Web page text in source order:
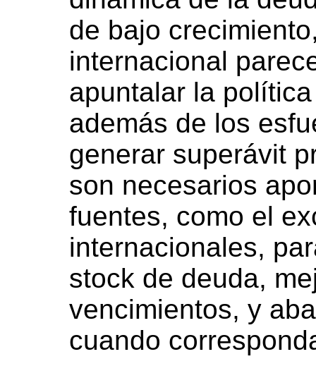
de bajo
internacional
apuntalar la
además de los
generar superávit
son necesarios
fuentes, como el
internacionales,
stock de deuda,
vencimientos, y
cuando